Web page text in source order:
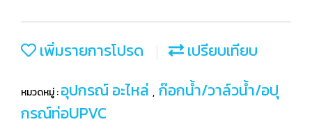
เพิ่มรายการโปรด เปรียบเทียบ
หมวดหมู่ :อุปกรณ์ อะไหล่ , ก๊อกน้ำ/วาล์วน้ำ/อปุ
กรณ์ท่อUPVC